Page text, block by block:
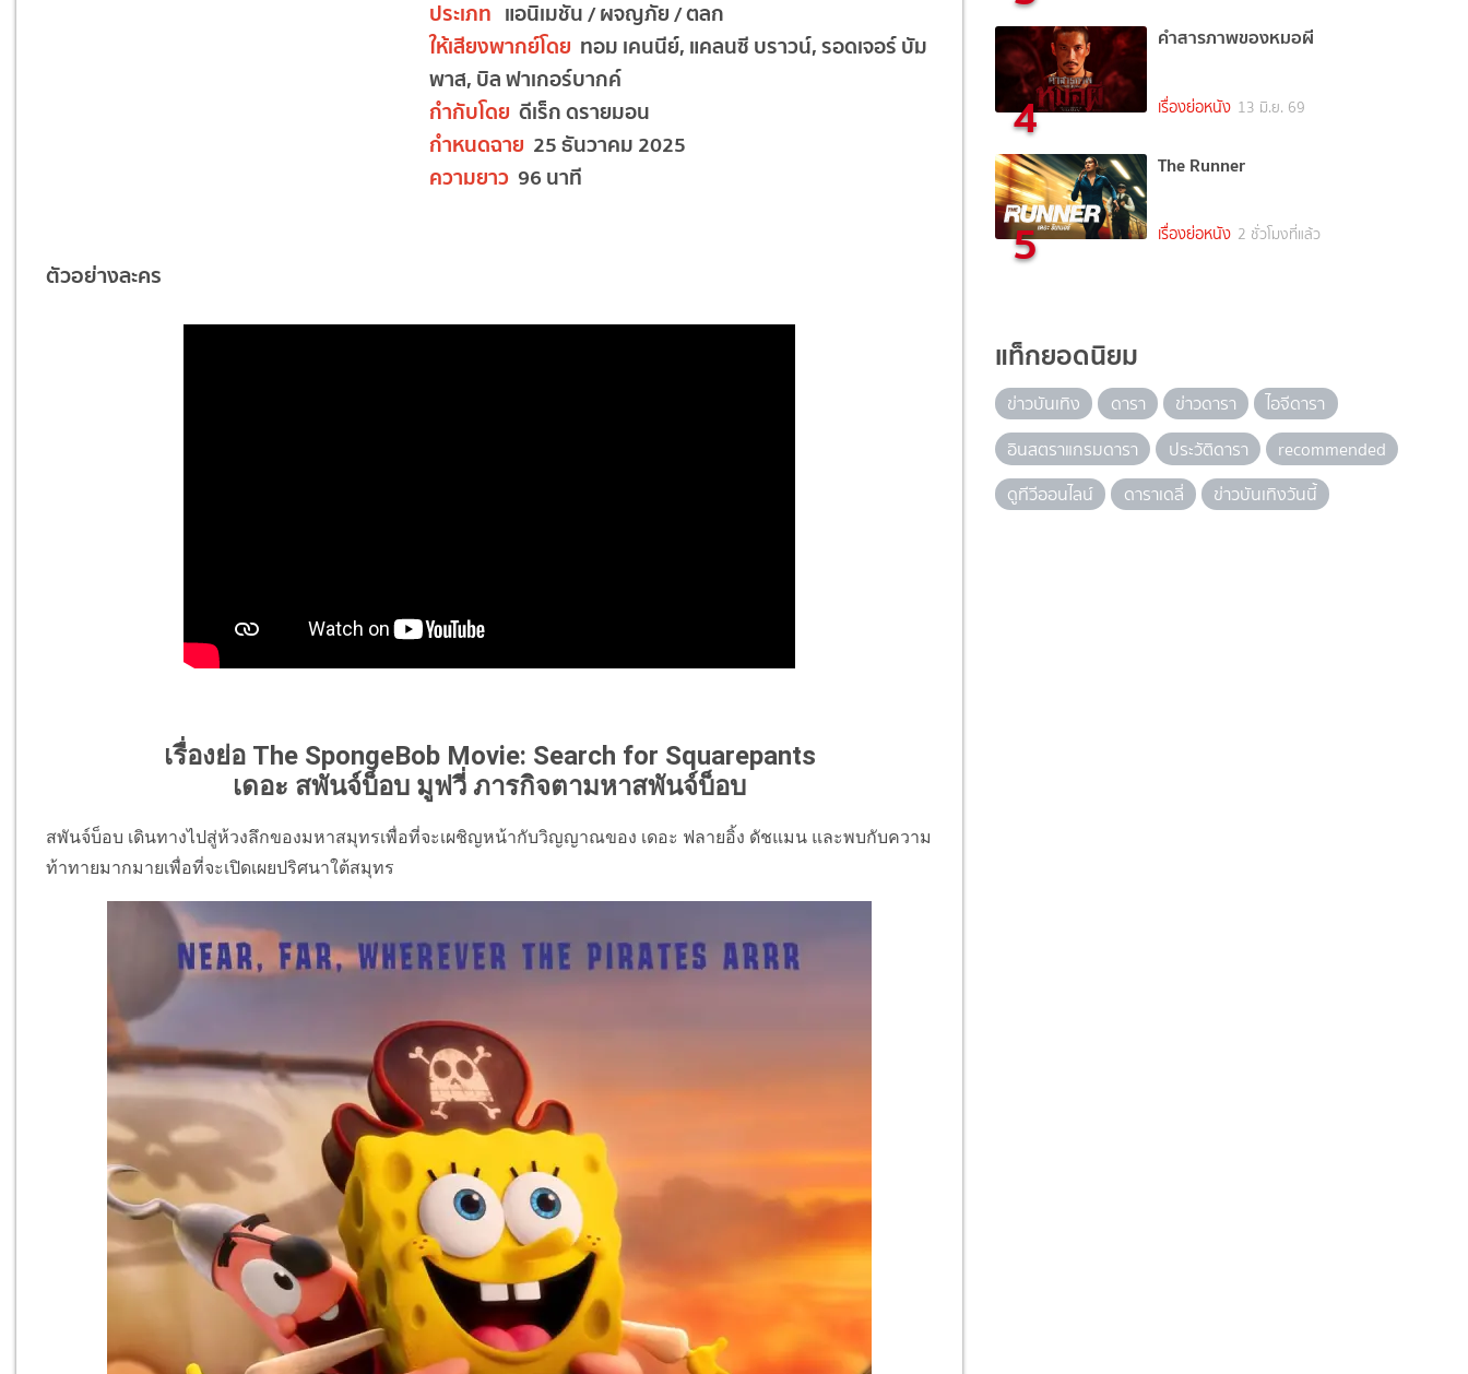
ประเภท แอนิเมชัน / ผจญภัย / ตลก
ให้เสียงพากย์โดย ทอม เคนนีย์, แคลนซี บราวน์, รอดเจอร์ บัม
พาส, บิล ฟาเกอร์บากค์
กำกับโดย ดีเร็ก ดรายมอน
กำหนดฉาย 25 ธันวาคม 2025
ความยาว96 นาที
ตัวอย่างละคร
เรื่องย่อ The SpongeBob Movie: Search for Squarepants
เดอะ สพันจ์บ็อบ มูฟวี่ ภารกิจตามหาสพันจ์บ็อบ
สพันจ์บ็อบ เดินทางไปสู่ห้วงลึกของมหาสมุทรเพื่อที่จะเผชิญหน้ากับวิญญาณของ เดอะ ฟลายอิ้ง ดัชแมน และพบกับความ
ท้าทายมากมายเพื่อที่จะเปิดเผยปริศนาใต้สมุทร
4
คำสารภาพของหมอผี
เรื่องย่อหนัง 13 มิ.ย. 69
5
The Runner
เรื่องย่อหนัง 2 ชั่วโมงที่แล้ว
แท็กยอดนิยม
ข่าวบันเทิง ดารา ข่าวดารา
ไอจีดารา
อินสตราแกรมดารา
ประวัติดารา
recommended
ดูทีวีออนไลน์
ดาราเดลี่ ข่าวบันเทิงวันนี้